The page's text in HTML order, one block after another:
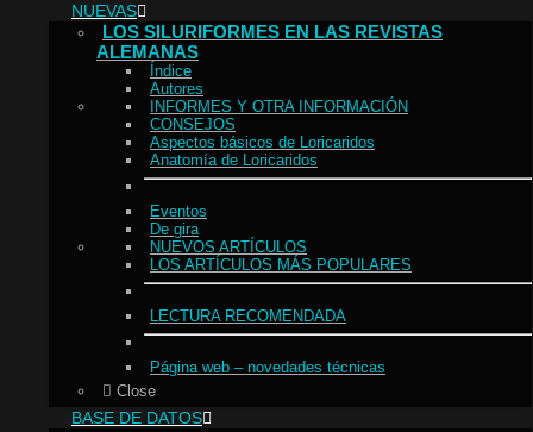
NUEVAS
LOS SILURIFORMES EN LAS REVISTAS
ALEMANAS
Índice
Autores
INFORMES Y OTRA INFORMACIÓN
CONSEJOS
Aspectos básicos de Loricaridos
Anatomía de Loricaridos
Eventos
De gira
NUEVOS ARTÍCULOS
LOS ARTÍCULOS MÁS POPULARES
LECTURA RECOMENDADA
Página web – novedades técnicas
Close
BASE DE DATOS